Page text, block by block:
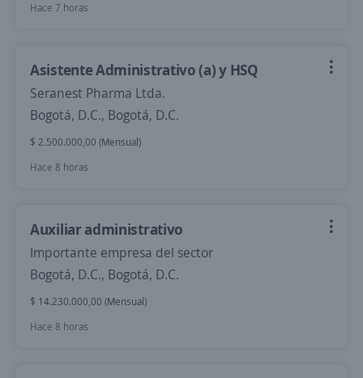
Hace 7 horas
Asistente Administrativo (a) y HSQ
Seranest Pharma Ltda.
Bogotá, D.C., Bogotá, D.C.
$ 2.500.000,00 (Mensual)
Hace 8 horas
Auxiliar administrativo
Importante empresa del sector
Bogotá, D.C., Bogotá, D.C.
$ 14.230.000,00 (Mensual)
Hace 8 horas